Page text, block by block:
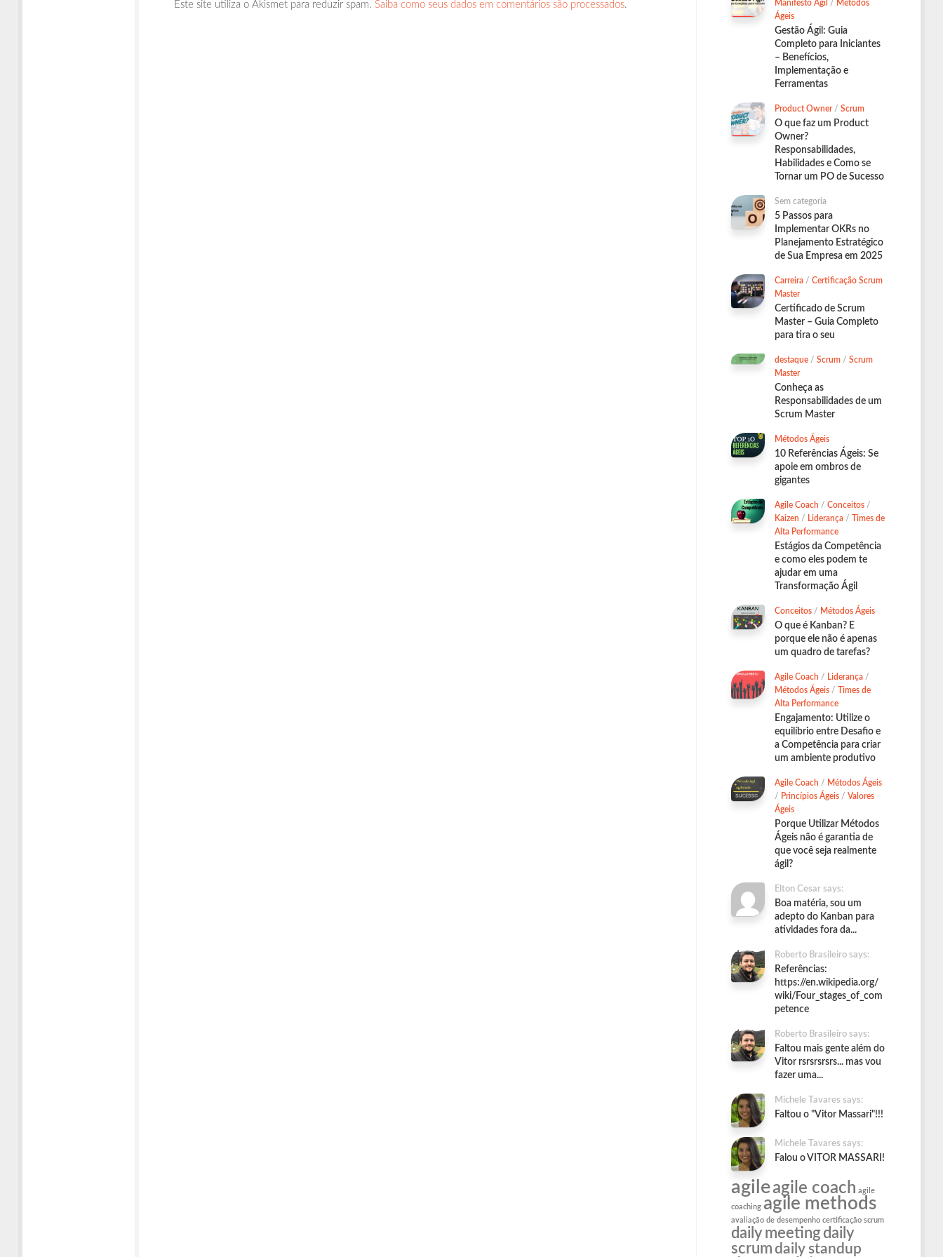
Este site utiliza o Akismet para reduzir spam. Saiba como seus dados em comentários são processados.
Manifesto Ágil / Métodos
Ágeis
Gestão Ágil: Guia
Completo para Iniciantes
– Benefícios,
Implementação e
Ferramentas
Product Owner/ Scrum
O que faz um Product
Owner?
Responsabilidades,
Habilidades e Como se
Tornar um PO de Sucesso
Sem categoria
5 Passos para
Implementar OKRs no
Planejamento Estratégico
de Sua Empresa em 2025
Carreira / Certificação Scrum
Master
Certificado de Scrum
Master – Guia Completo
para tira o seu
destaque / Scrum / Scrum
Master
Conheça as
Responsabilidades de um
Scrum Master
Métodos Ágeis
10 Referências Ágeis: Se
apoie em ombros de
gigantes
Agile Coach / Conceitos /
Kaizen / Liderança / Times de
Alta Performance
Estágios da Competência
e como eles podem te
ajudar em uma
Transformação Ágil
Conceitos / Métodos Ágeis
O que é Kanban? E
porque ele não é apenas
um quadro de tarefas?
Agile Coach / Liderança /
Métodos Ágeis / Times de
Alta Performance
Engajamento: Utilize o
equilíbrio entre Desafio e
a Competência para criar
um ambiente produtivo
Agile Coach / Métodos Ágeis
/ Princípios Ágeis / Valores
Ágeis
Porque Utilizar Métodos
Ágeis não é garantia de
que você seja realmente
ágil?
Elton Cesar says:
Boa matéria, sou um
adepto do Kanban para
atividades fora da...
Roberto Brasileiro says:
Referências:
https://en.wikipedia.org/
wiki/Four_stages_of_com
petence
Roberto Brasileiro says:
Faltou mais gente além do
Vitor rsrsrsrsrs... mas vou
fazer uma...
Michele Tavares says:
Faltou o "Vitor Massari"!!!
Michele Tavares says:
Falou o VITOR MASSARI!
agileagile coach agile
coaching agile methods
avaliação de desempenho certificação scrum
daily meeting daily
scrumdaily standup